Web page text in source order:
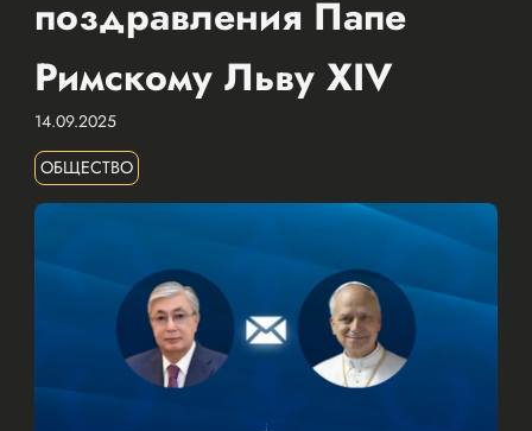
поздравления Папе
Римскому Льву XIV
14.09.2025
ОБЩЕСТВО